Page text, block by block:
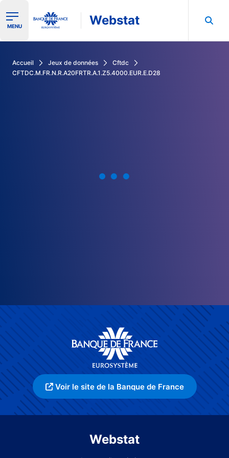
Ouvrir le menu de navigation
MENU Webstat
Accueil Jeux de données
Cftdc
CFTDC.M.FR.N.R.A20FRTR.A.1.Z5.4000.EUR.E.D28
Voir le site de la Banque de France
Webstat